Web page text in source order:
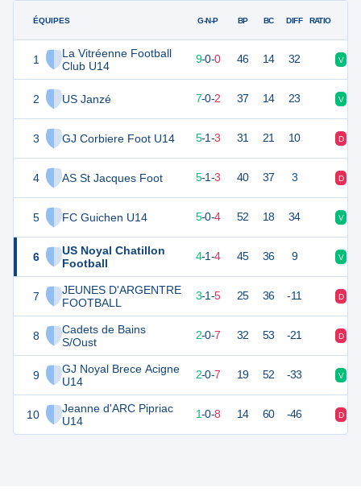
ÉQUIPES
1
La Vitréenne Football
Club U14
2 US Janzé
3 GJ Corbiere Foot U14
4 AS St Jacques Foot
5 FC Guichen U14
6
US Noyal Chatillon
Football
7
JEUNES D'ARGENTRE
FOOTBALL
8
Cadets de Bains
S/Oust
9
GJ Noyal Brece Acigne
U14
10
Jeanne d'ARC Pipriac
U14
G-N-P BP BC DIFF RATIO
27 9 9-0-0 46 14 32 V
7-0-2 37 14 23 V
16 9 5-1-3 31 21 10 D
16 5-1-3 40 37 3 D
15 5-0-4 52 18 34 V
13 4-1-4 45 36 9 V
10 9 3-1-5 25 36 -11 D
6 2-0-7 32 53 -21 D
6 9 2-0-7 19 52 -33 V
3 9 1-0-8 14 60 -46 D